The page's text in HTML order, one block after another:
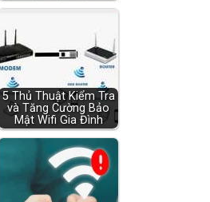
5 Thủ Thuật Kiểm Tra
và Tăng Cường Bảo
Mật Wifi Gia Đình